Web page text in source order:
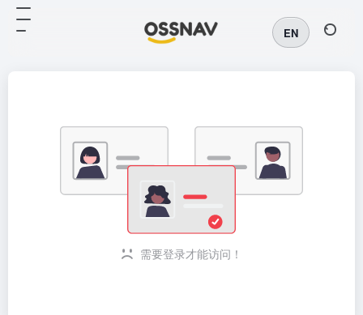
EN
需要登录才能访问！